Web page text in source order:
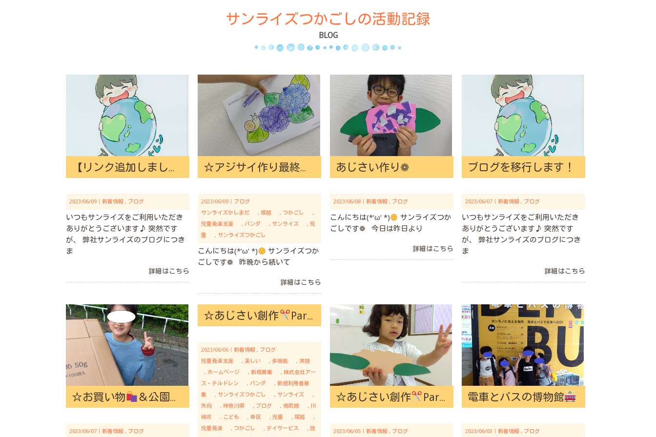
サンライズつかごしの活動記録
BLOG
【リンク追加しました】ブログを移行します！
2023/06/09｜新着情報 ブログ
いつもサンライズをご利用いただき
ありがとうございます♪ 突然です
が、 弊社サンライズのブログにつき
ま
詳細はこちら
☆アジサイ作り最終日☆
2023/06/09｜ ブログ
サンライズかしまだ
塚越
つかごし
児童発達支援
パンダ サンライズ
児
童
サンライズつかごし
こんにちは(*‘ω‘ *)
サンライズつか
ごしです❁ 昨晩から続いて
詳細はこちら
あじさい作り❁
2023/06/08｜ 新着情報 ブログ
こんにちは(*‘ω‘ *)
サンライズつか
ごしです❁ 今日は昨日より
詳細はこちら
ブログを移行します！
2023/06/07｜ 新着情報 ブログ
いつもサンライズをご利用いただき
ありがとうございます♪ 突然です
が、 弊社サンライズのブログにつき
ま
詳細はこちら
☆お買い物 ＆公園遊び
2023/06/07｜新着情報 ブログ
☆あじさい創作 Part❷
2023/06/06｜新着情報
ブログ
児童発達支援
楽しい 多機能
笑顔
ホームページ
新規募集
株式会社アー
ス・チルドレン
パンダ
新規利用者募
集
サンライズつかごし
サンライズ
矢向
神奈川県 ブログ 南武線
川
崎市
こども 幸区 児童
塚越
児童発達
つかごし デイサービス
放
☆あじさい創作 Part❶
2023/06/05｜ 新着情報 ブログ
電車とバスの博物館
2023/06/03｜ 新着情報 ブログ